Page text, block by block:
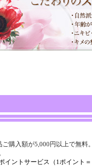
ご購入額が5,000円以上で無
イントサービス（1ポイント